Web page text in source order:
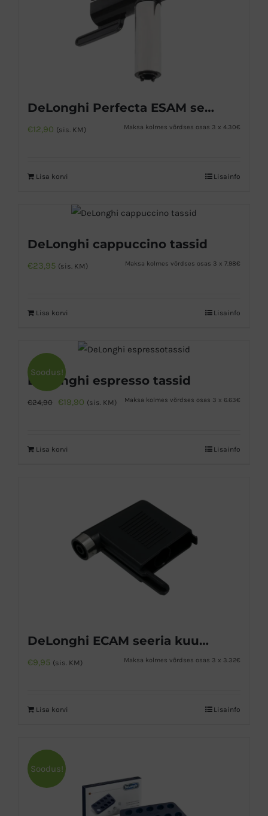
DeLonghi Perfecta ESAM seeria kuuma vee otsik
€12,90 (sis. KM) Maksa kolmes võrdses osas 3 x 4.30€
Lisa korvi Lisainfo
DeLonghi cappuccino tassid
€23,95 (sis. KM) Maksa kolmes võrdses osas 3 x 7.98€
Lisa korvi Lisainfo
Soodus!
DeLonghi espresso tassid
€24,90 Algne
€24,90.
€19,90 Praegune
(sis. KM) Maksa kolmes võrdses osas 3 x 6.63€
Lisa korvi Lisainfo
DeLonghi ECAM seeria kuuma vee tila
€9,95 (sis. KM) Maksa kolmes võrdses osas 3 x 3.32€
Lisa korvi Lisainfo
Soodus!